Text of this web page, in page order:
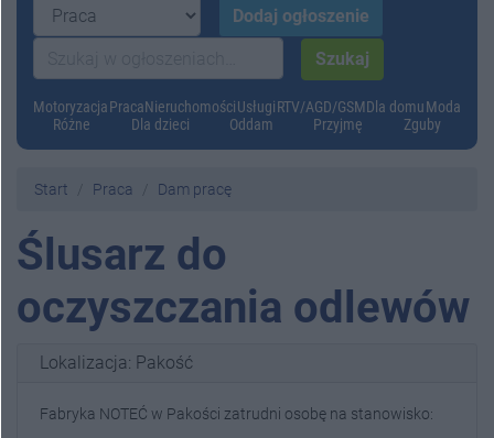
MotoryzacjaPracaNieruchomościUsługiRTV/AGD/GSMDla domuModa
Różne
Dla dzieci Oddam Przyjmę Zguby
Start Praca Dam pracę
Ślusarz do
oczyszczania odlewów
Lokalizacja: Pakość
Fabryka NOTEĆ w Pakości zatrudni osobę na stanowisko: